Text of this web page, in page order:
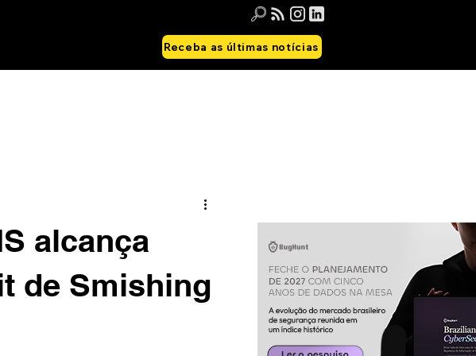
Receba as últimas notícias
alcança
de Smishing